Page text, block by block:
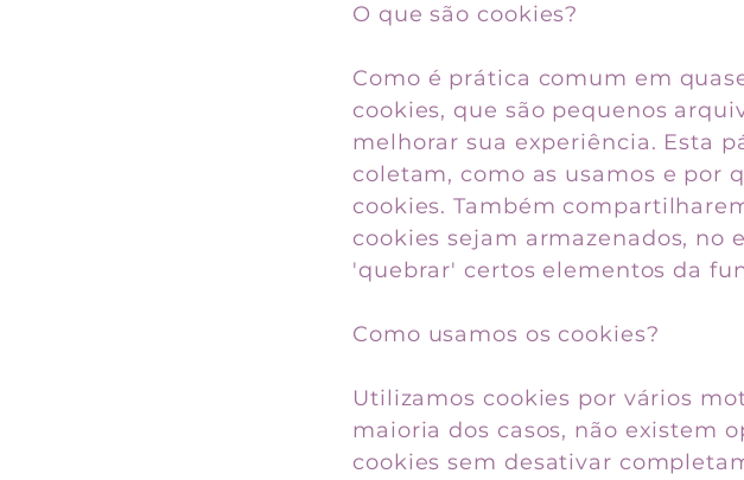
O que são cookies?
Como é prática comum em
cookies, que são pequenos
melhorar sua experiência. Esta
coletam, como as usamos e por
cookies. Também
cookies sejam armazenados, no
'quebrar' certos elementos da
Como usamos os cookies?
Utilizamos cookies por vários
maioria dos casos, não existem
cookies sem desativar